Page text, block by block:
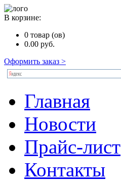
В корзине:
0 товар (ов)
0.00 руб.
Оформить заказ >
Главная
Новости
Прайс-лист
Контакты